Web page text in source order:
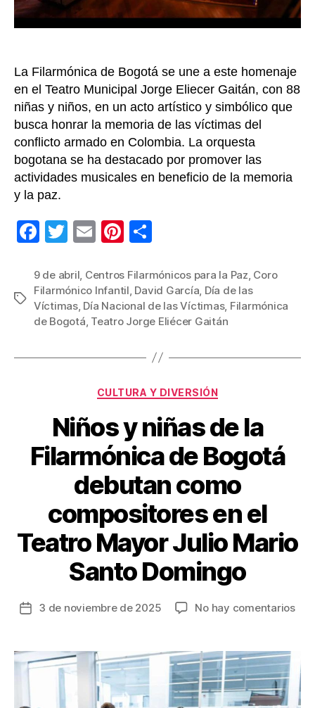
de
las
La Filarmónica de Bogotá se une a este homenaje
en el Teatro Municipal Jorge Eliecer Gaitán, con 88
niñas y niños, en un acto artístico y simbólico que
busca honrar la memoria de las víctimas del
conflicto armado en Colombia. La orquesta
bogotana se ha destacado por promover las
actividades musicales en beneficio de la memoria
y la paz.
F
c
e
b
o
T
tt
er
E
ail
Pi
er
e
st
m
p
ar
Etiquetas
9 de abril, Centros Filarmónicos para la Paz, Coro
Filarmónico Infantil, David García, Día de las
Víctimas, Día Nacional de las Víctimas, Filarmónica
de Bogotá, Teatro Jorge Eliécer Gaitán
Categorías
CULTURA Y DIVERSIÓN
Niños y niñas de la
Filarmónica de Bogotá
debutan como
compositores en el
Teatro Mayor Julio Mario
Santo Domingo
Fecha
entrada
3 de noviembre de 2025 No hay comentariosen
de
la